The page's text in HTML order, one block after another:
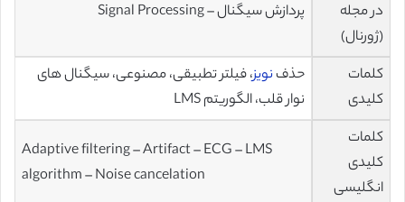
در مجله
(ژورنال)
پردازش سیگنال – Signal Processing
کلمات
کلیدی
حذفنویز، فیلتر تطبیقی، مصنوعی، سیگنال های
نوار قلب، الگوریتم LMS
کلمات
کلیدی
انگلیسی
Adaptive filtering – Artifact – ECG – LMS
algorithm – Noise cancelation